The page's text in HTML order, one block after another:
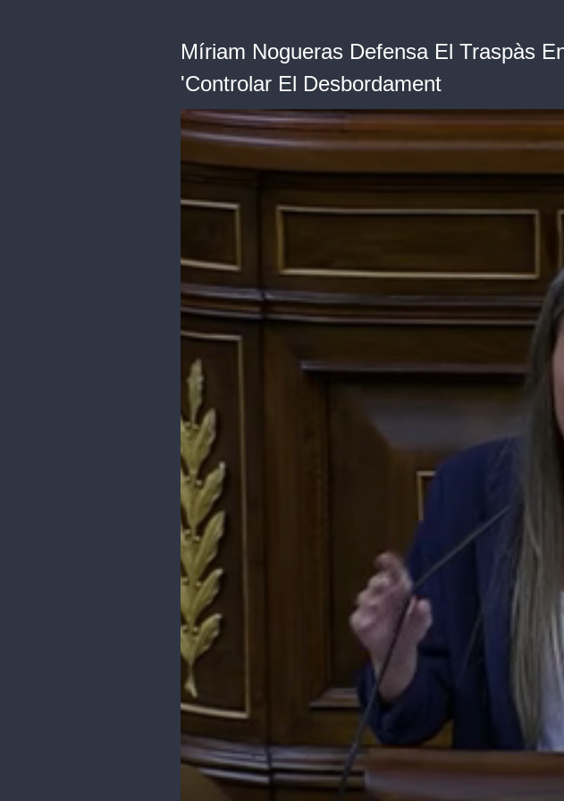
Míriam Nogueras Defensa El Traspàs
'Controlar El Desbordament